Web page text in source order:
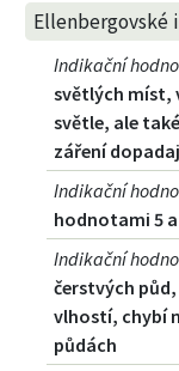
Ellenbergovské
Indikační
světlých míst,
světle, ale
záření
Indikační
hodnotami 5
Indikační
čerstvých
vlhostí, chybí
půdách